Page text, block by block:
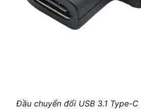
Đầu chuyển đổi USB 3.1 Type-C